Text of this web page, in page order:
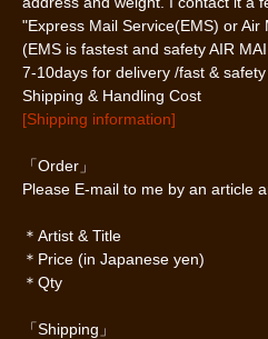
"Express Mail Service(EMS) or Air
(EMS is fastest and safety AIR
7-10days for delivery /fast &
Shipping & Handling Cost
[Shipping information]
「Order」
Please E-mail to me by an article
＊Artist & Title
＊Price (in Japanese yen)
＊Qty
「Shipping」